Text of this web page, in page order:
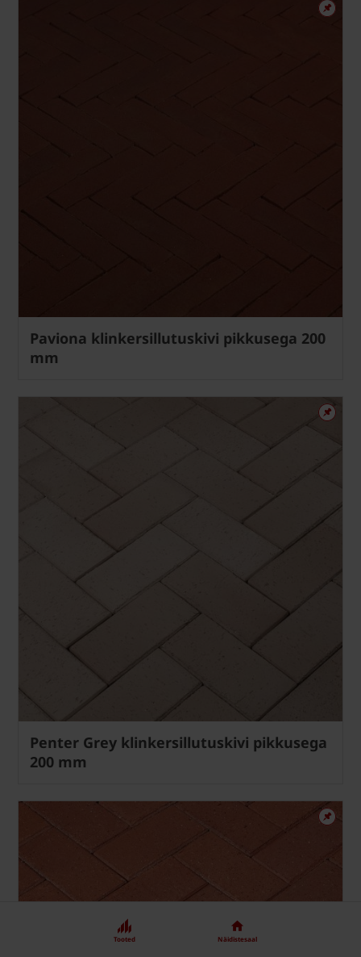
Paviona klinkersillutuskivi pikkusega 200
mm
Penter Grey klinkersillutuskivi pikkusega
200 mm
Tooted Näidistesaal